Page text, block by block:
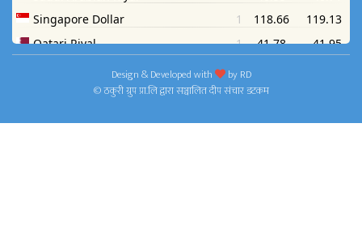
Design & Developed with byRD
© ठकुरी ग्रुप प्रा.लि द्वारा सञ्चालित दीप संचार डटकम